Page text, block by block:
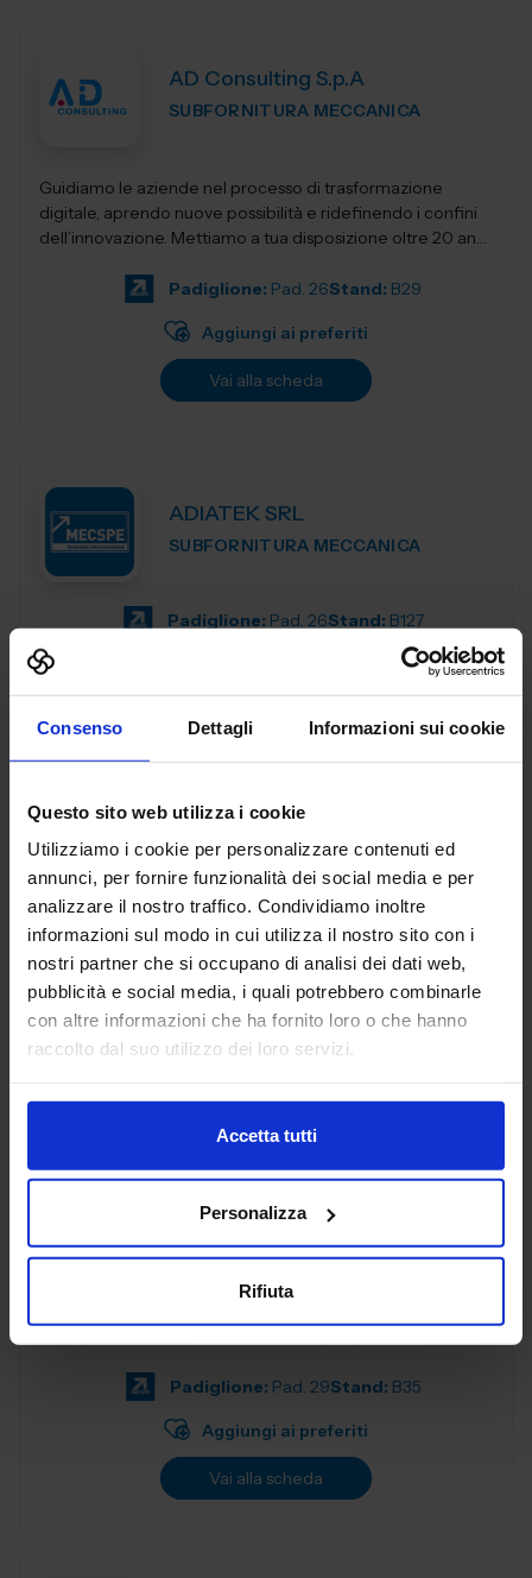
Consenso Dettagli Informazioni sui cookie
Questo sito web utilizza i cookie
Utilizziamo i cookie per personalizzare contenuti ed
annunci, per fornire funzionalità dei social media e per
analizzare il nostro traffico. Condividiamo inoltre
informazioni sul modo in cui utilizza il nostro sito con i
nostri partner che si occupano di analisi dei dati web,
pubblicità e social media, i quali potrebbero combinarle
con altre informazioni che ha fornito loro o che hanno
raccolto dal suo utilizzo dei loro servizi.
Accetta tutti
Personalizza
Rifiuta
AD Consulting S.p.A
SUBFORNITURA MECCANICA
Guidiamo le aziende nel processo di trasformazione
digitale, aprendo nuove possibilità e ridefinendo i confini
dell’innovazione. Mettiamo a tua disposizione oltre 20 anni
Padiglione: Pad. 26Stand: B29
Aggiungi ai preferiti
Vai alla scheda
ADIATEK SRL
SUBFORNITURA MECCANICA
Padiglione: Pad. 26Stand: B127
ELETTRONICI SRL
SUBFORNITURA MECCANICA
Padiglione: Pad. 26 Stand: B78
Aggiungi ai preferiti
Vai alla scheda
AFFRI TESTING INSTRUMENTS
CONTROLLO E QUALITA'
AFFRI TESTING INSTRUMENTS Srl è leader globale nella
Padiglione: Pad. 29Stand: B35
Aggiungi ai preferiti
Vai alla scheda